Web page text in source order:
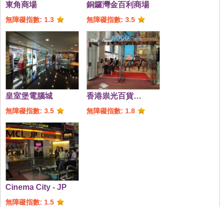
東角商場
無障礙指數: 1.3
銅鑼灣金百利商場
無障礙指數: 3.5
皇室堡電腦城
無障礙指數: 3.5
香港祟光百貨
(SOGO)
無障礙指數: 1.8
Cinema City - JP
無障礙指數: 1.5